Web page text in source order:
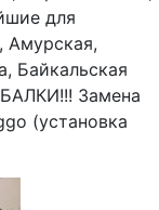
для
Амурская,
Байкальская
Замена
(установка